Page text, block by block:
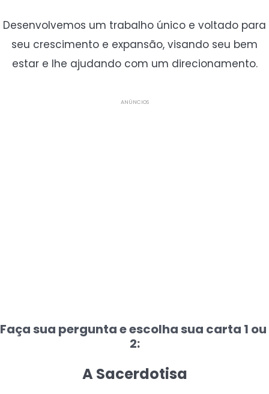
Desenvolvemos um trabalho único e voltado para
seu crescimento e expansão, visando seu bem
estar e lhe ajudando com um direcionamento.
ANÚNCIOS
Faça sua pergunta e escolha sua carta 1 ou
2:
A Sacerdotisa